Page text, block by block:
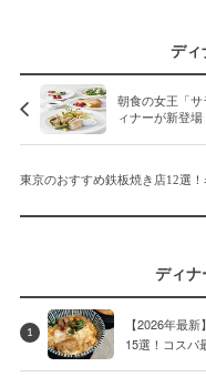
ディ
朝食の女王「
ィナーが新登場
東京のおすすめ鉄板焼き店12選
ディ
1
【2026年最
15選！コスパ